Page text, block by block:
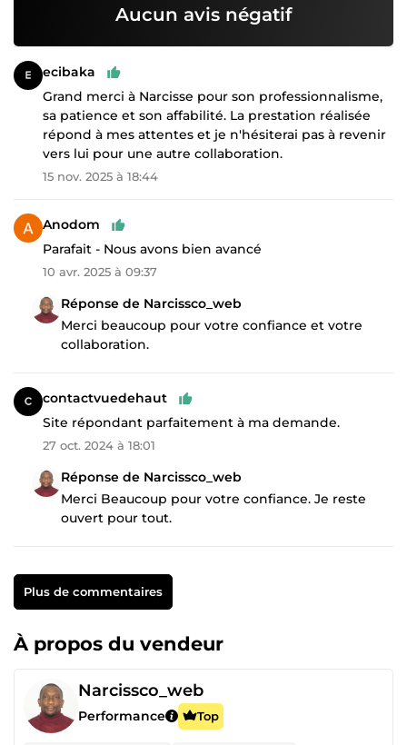
Aucun avis négatif
ecibaka
Grand merci à Narcisse pour son professionnalisme,
sa patience et son affabilité. La prestation réalisée
répond à mes attentes et je n'hésiterai pas à revenir
vers lui pour une autre collaboration.
15 nov. 2025 à 18:44
Anodom
Parafait - Nous avons bien avancé
10 avr. 2025 à 09:37
Réponse de Narcissco_web
Merci beaucoup pour votre confiance et votre
collaboration.
contactvuedehaut
Site répondant parfaitement à ma demande.
27 oct. 2024 à 18:01
Réponse de Narcissco_web
Merci Beaucoup pour votre confiance. Je reste
ouvert pour tout.
Plus de commentaires
À propos du vendeur
Narcissco_web
Performance Top